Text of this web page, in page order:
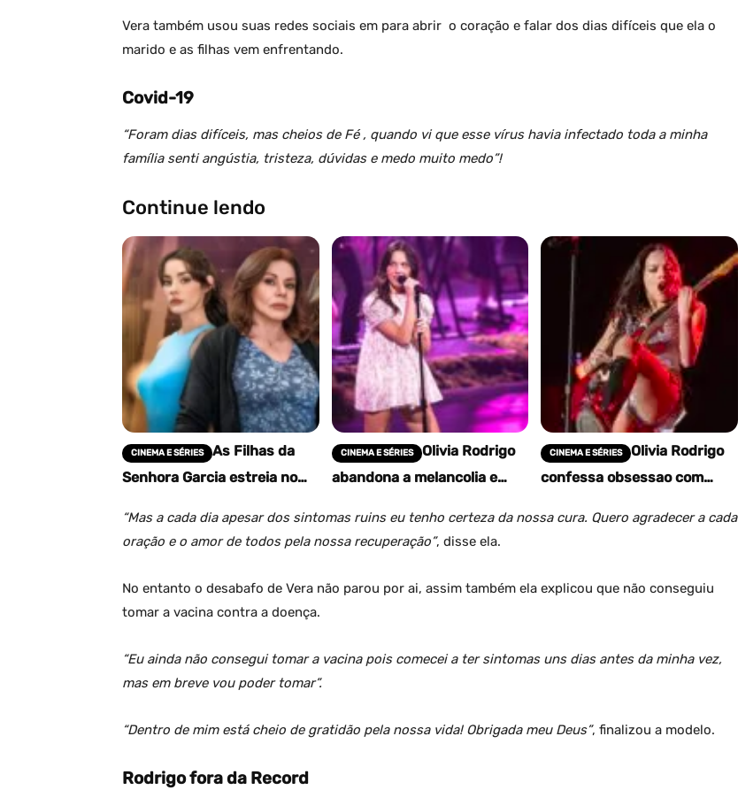
Vera também usou suas redes sociais em para abrir o coração e falar dos dias difíceis que ela o
marido e as filhas vem enfrentando.
Covid-19
“Foram dias difíceis, mas cheios de Fé , quando vi que esse vírus havia infectado toda a minha
família senti angústia, tristeza, dúvidas e medo muito medo”!
Continue lendo
CINEMA E SÉRIES
As Filhas da
Senhora Garcia estreia no
e final da novela
CINEMA E SÉRIES
Olivia Rodrigo
abandona a melancolia e
terceiro álbum
CINEMA E SÉRIES
Olivia Rodrigo
confessa obsessao com
Pinkerton a hipnotiza
“Mas a cada dia apesar dos sintomas ruins eu tenho certeza da nossa cura. Quero agradecer a cada
oração e o amor de todos pela nossa recuperação”, disse ela.
No entanto o desabafo de Vera não parou por ai, assim também ela explicou que não conseguiu
tomar a vacina contra a doença.
“Eu ainda não consegui tomar a vacina pois comecei a ter sintomas uns dias antes da minha vez,
mas em breve vou poder tomar”.
“Dentro de mim está cheio de gratidão pela nossa vida! Obrigada meu Deus”, finalizou a modelo.
Rodrigo fora da Record